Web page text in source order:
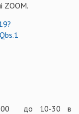
ZOOM.
00 до 10-30 в